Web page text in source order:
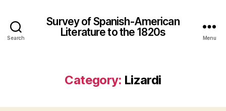
Search
Survey of Spanish-American
Literature to the 1820s
Menu
Category: Lizardi